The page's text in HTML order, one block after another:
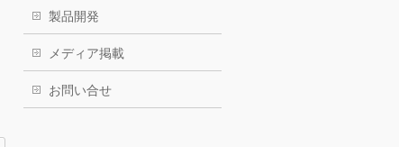
製品開発
メディア掲載
お問い合せ